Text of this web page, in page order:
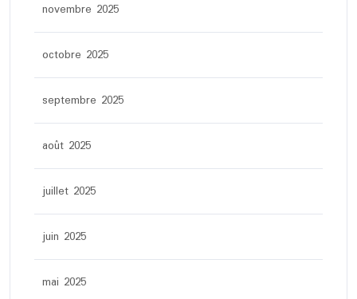
novembre 2025
octobre 2025
septembre 2025
août 2025
juillet 2025
juin 2025
mai 2025